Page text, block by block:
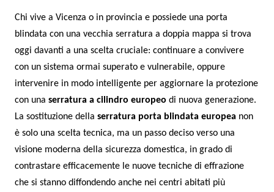
Chi vive a Vicenza o in provincia e possiede una porta
blindata con una vecchia serratura a doppia mappa si trova
oggi davanti a una scelta cruciale: continuare a convivere
con un sistema ormai superato e vulnerabile, oppure
intervenire in modo intelligente per aggiornare la protezione
con unaserratura a cilindro europeo di nuova generazione.
La sostituzione dellaserratura porta blindata europea non
è solo una scelta tecnica, ma un passo deciso verso una
visione moderna della sicurezza domestica, in grado di
contrastare efficacemente le nuove tecniche di effrazione
che si stanno diffondendo anche nei centri abitati più